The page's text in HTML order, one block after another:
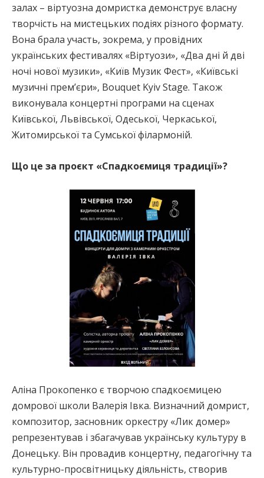
залах – віртуозна домристка демонструє власну
творчість на мистецьких подіях різного формату.
Вона брала участь, зокрема, у провідних
українських фестивалях «Віртуози», «Два дні й дві
ночі нової музики», «Київ Музик Фест», «Київські
музичні прем’єри», Bouquet Kyiv Stage. Також
виконувала концертні програми на сценах
Київської, Львівської, Одеської, Черкаської,
Житомирської та Сумської філармоній.
Що це за проєкт «Спадкоємиця традиції»?
Аліна Прокопенко є творчою спадкоємицею
домрової школи Валерія Івка. Визначний домрист,
композитор, засновник оркестру «Лик домер»
репрезентував і збагачував українську культуру в
Донецьку. Він провадив концертну, педагогічну та
культурно-просвітницьку діяльність, створив